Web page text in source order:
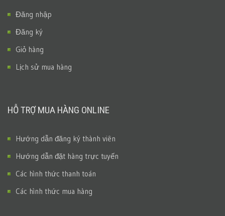
Đăng nhập
Đăng ký
Giỏ hàng
Lịch sử mua hàng
HỖ TRỢ MUA HÀNG ONLINE
Hướng dẫn đăng ký thành viên
Hướng dẫn đặt hàng trực tuyến
Các hình thức thanh toán
Các hình thức mua hàng